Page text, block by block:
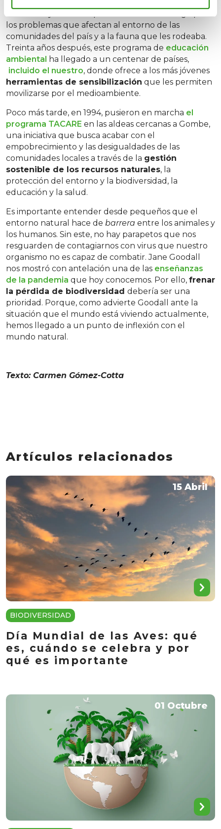
los problemas que afectan al entorno de las
comunidades del país y a la fauna que les rodeaba.
Treinta años después, este programa de educación
ambiental ha llegado a un centenar de países,
incluido el nuestro, donde ofrece a los más jóvenes
herramientas de sensibilización que les permiten
movilizarse por el medioambiente.
Poco más tarde, en 1994, pusieron en marcha el
programa TACARE en las aldeas cercanas a Gombe,
una iniciativa que busca acabar con el
empobrecimiento y las desigualdades de las
comunidades locales a través de la gestión
sostenible de los recursos naturales, la
protección del entorno y la biodiversidad, la
educación y la salud.
Es importante entender desde pequeños que el
entorno natural hace de barrera entre los animales y
los humanos. Sin este, no hay parapetos que nos
resguarden de contagiarnos con virus que nuestro
organismo no es capaz de combatir. Jane Goodall
nos mostró con antelación una de las enseñanzas
de la pandemia que hoy conocemos. Por ello, frenar
la pérdida de biodiversidad debería ser una
prioridad. Porque, como advierte Goodall ante la
situación que el mundo está viviendo actualmente,
hemos llegado a un punto de inflexión con el
mundo natural.
Texto: Carmen Gómez-Cotta
Artículos relacionados
15 Abril
BIODIVERSIDAD
Día Mundial de las Aves: qué
es, cuándo se celebra y por
qué es importante
01 Octubre